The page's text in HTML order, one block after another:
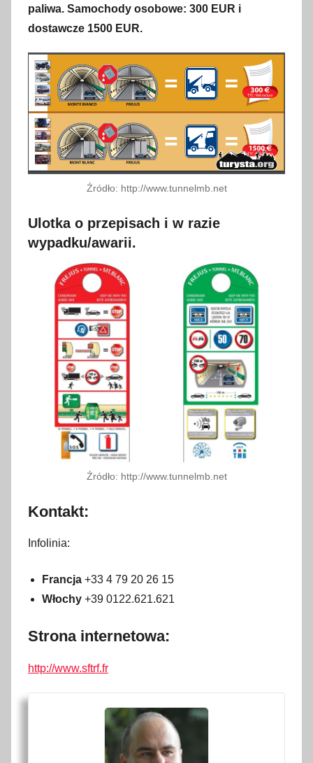
paliwa. Samochody osobowe: 300 EUR i
dostawcze 1500 EUR.
Źródło: http://www.tunnelmb.net
Ulotka o przepisach i w razie
wypadku/awarii.
Źródło: http://www.tunnelmb.net
Kontakt:
Infolinia:
Francja +33 4 79 20 26 15
Włochy +39 0122.621.621
Strona internetowa:
http://www.sftrf.fr